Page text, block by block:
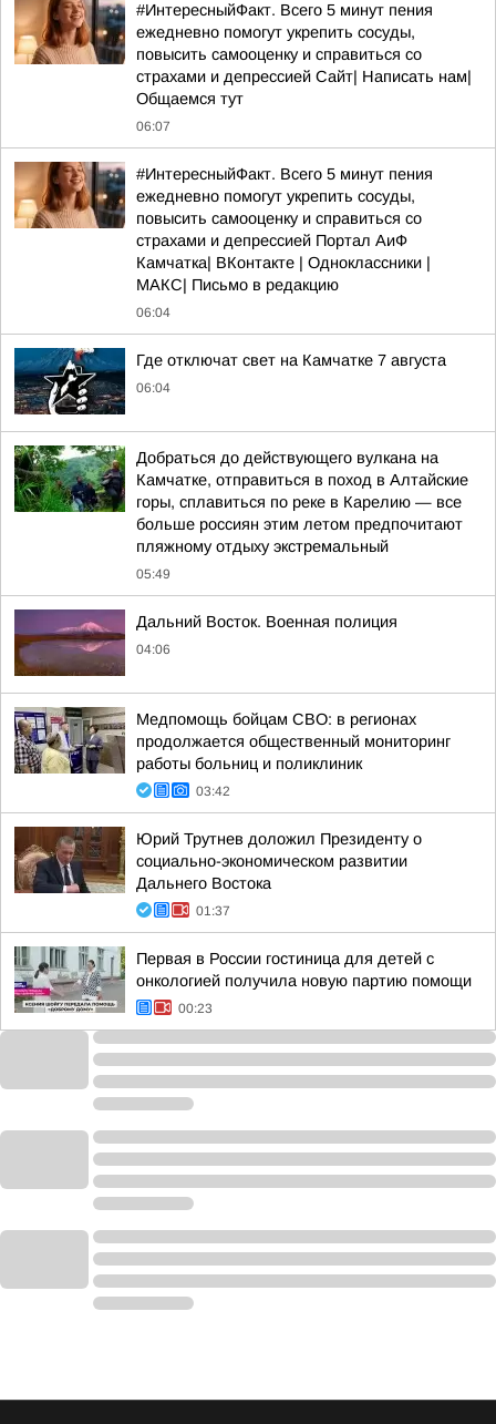
#ИнтересныйФакт. Всего 5 минут пения
ежедневно помогут укрепить сосуды,
повысить самооценку и справиться со
страхами и депрессией Сайт| Написать нам|
Общаемся тут
06:07
#ИнтересныйФакт. Всего 5 минут пения
ежедневно помогут укрепить сосуды,
повысить самооценку и справиться со
страхами и депрессией Портал АиФ
Камчатка| ВКонтакте | Одноклассники |
MАКС| Письмо в редакцию
06:04
Где отключат свет на Камчатке 7 августа
06:04
Добраться до действующего вулкана на
Камчатке, отправиться в поход в Алтайские
горы, сплавиться по реке в Карелию — все
больше россиян этим летом предпочитают
пляжному отдыху экстремальный
05:49
Дальний Восток. Военная полиция
04:06
Медпомощь бойцам СВО: в регионах
продолжается общественный мониторинг
работы больниц и поликлиник
03:42
Юрий Трутнев доложил Президенту о
социально-экономическом развитии
Дальнего Востока
01:37
Первая в России гостиница для детей с
онкологией получила новую партию помощи
00:23